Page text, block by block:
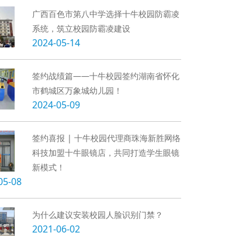
广西百色市第八中学选择十牛校园防霸凌
系统，筑立校园防霸凌建设
2024-05-14
签约战绩篇——十牛校园签约湖南省怀化
市鹤城区万象城幼儿园！
2024-05-09
签约喜报 | 十牛校园代理商珠海新胜网络
科技加盟十牛眼镜店，共同打造学生眼镜
新模式！
08
为什么建议安装校园人脸识别门禁？
2021-06-02